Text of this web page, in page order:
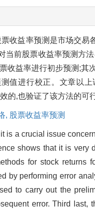
收益率预测是市场交
当前股票收益率预测方
收益率进行初步预测;其
值进行校正。文章以
的,也验证了该方法的可
, 股票收益率预测
it is a crucial issue
shows that it is
for stock returns
by performing error
to carry out the
error. Third